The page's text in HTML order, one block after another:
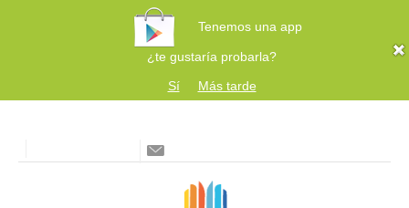
Tenemos una app
¿te gustaría probarla?
Sí
Más tarde